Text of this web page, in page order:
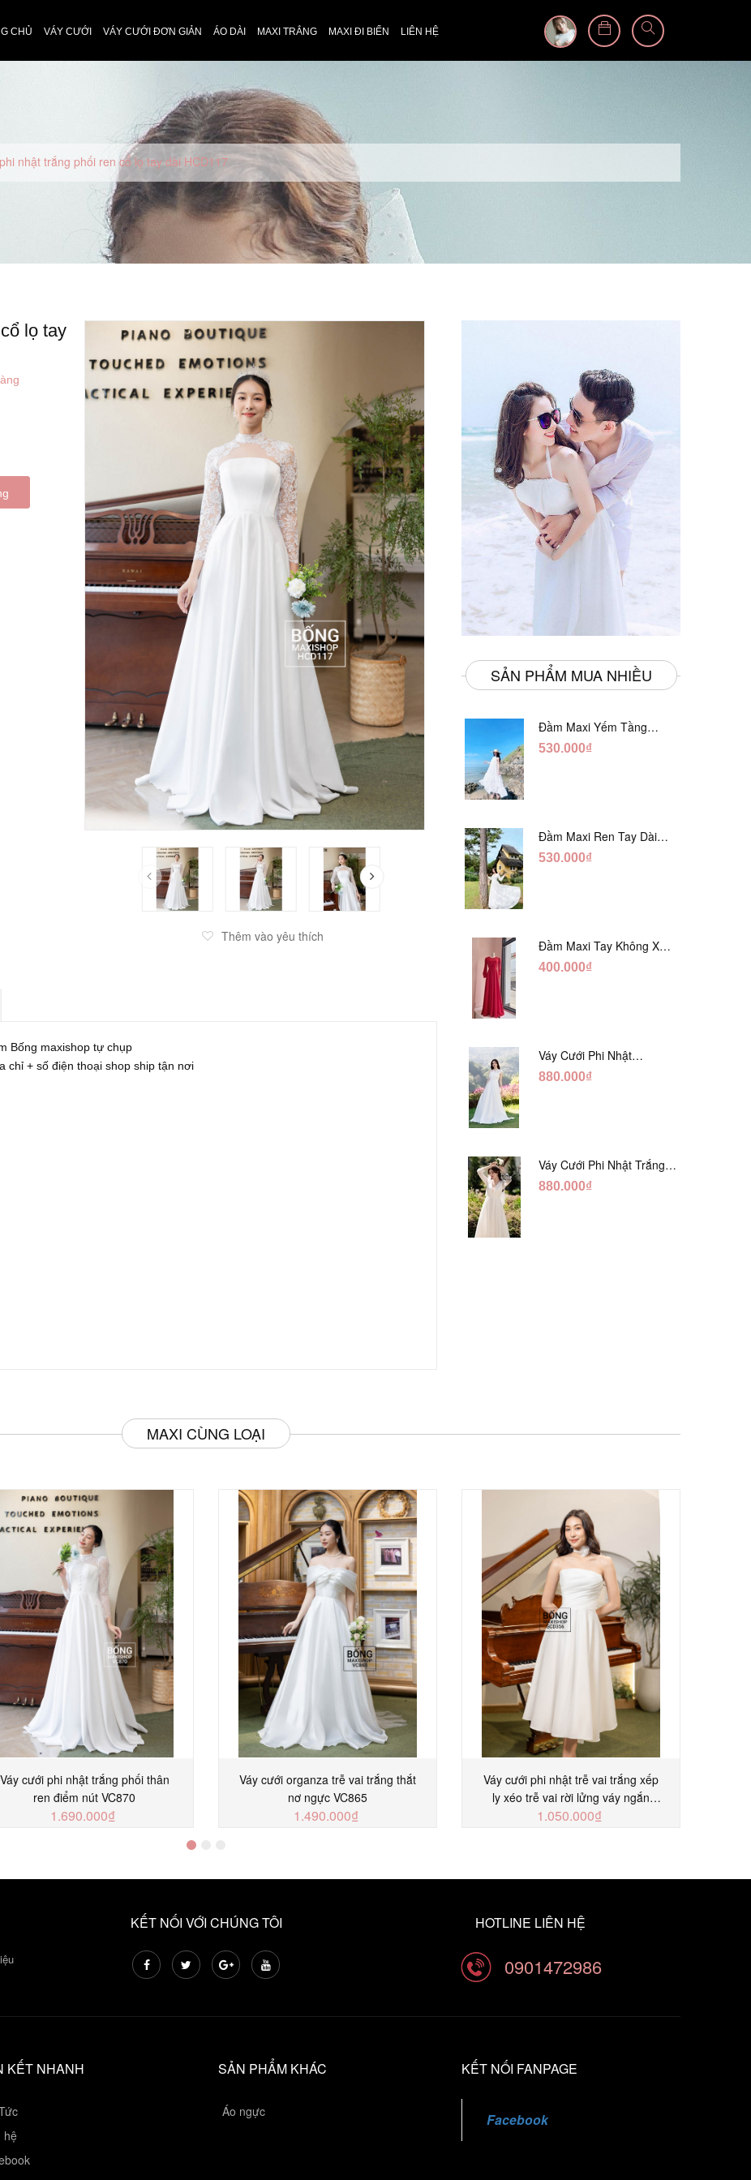
CHỦ VÁY CƯỚI VÁY CƯỚI ĐƠN GIẢN ÁO DÀI MAXI TRẮNG MAXI ĐI BIỂN LIÊN HỆ
nhật trắng phối ren cổ lọ tay dài HCD117
Thêm vào yêu thích
lọ tay
Bống maxishop tự chụp
chỉ + số điện thoại shop ship tận nơi
SẢN PHẨM MUA NHIỀU
Đầm Maxi Yếm Tầng
Trắng Ánh Tằm DT808
530.000₫
Đầm Maxi Ren Tay Dài
Hàng Ngọc Giữa Trắng
530.000₫
Đầm Maxi Tay Không Xẻ
Đỏ DM765
400.000₫
Váy Cưới Phi Nhật
Trắng Cúp Chéo DC543
880.000₫
Váy Cưới Phi Nhật Trắng
Tay Phối Ren Lửng DC554
880.000₫
MAXI CÙNG LOẠI
Váy cưới phi nhật trắng phối thân
ren điểm nút VC870
1.690.000₫
Váy cưới organza trễ vai trắng thắt
nơ ngực VC865
1.490.000₫
Váy cưới phi nhật trễ vai trắng xếp
ly xéo trễ vai rời lửng váy ngắn
SCD356T
1.050.000₫
KẾT NỐI VỚI CHÚNG TÔI HOTLINE LIÊN HỆ
0901472986
KẾT NHANH
hệ
SẢN PHẨM KHÁC
Áo ngực
KẾT NỐI FANPAGE
Facebook